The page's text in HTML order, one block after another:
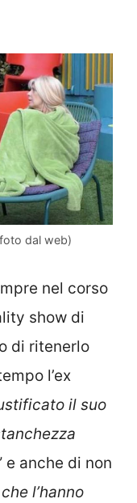
dal web)
nel corso
show di
di ritenerlo
l’ex
il suo
e anche di non
l’hanno